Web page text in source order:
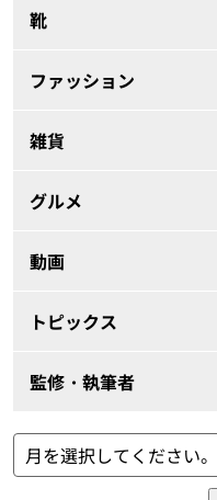
靴
ファッション
雑貨
グルメ
動画
トピックス
監修・執筆者